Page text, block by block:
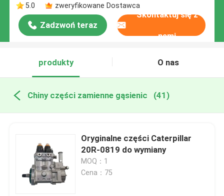
5.0
zweryfikowane Dostawca
Zadzwoń teraz
Skontaktuj się z
nami
produkty O nas
Chiny części zamienne gąsienic (41)
Oryginalne części Caterpillar
20R-0819 do wymiany
MOQ：1
Cena：75